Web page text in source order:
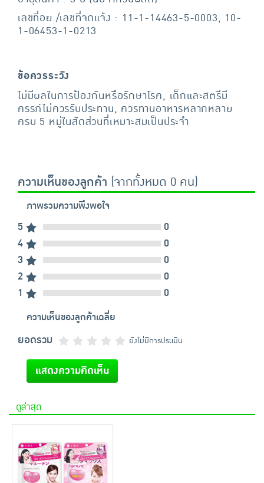
เลขที่อย./เลขที่จดแจ้ง : 11-1-14463-5-0003, 10-
1-06453-1-0213
ข้อควรระวัง
ไม่มีผลในการป้องกันหรือรักษาโรค, เด็กและสตรีมี
ครรภ์ไม่ควรรับประทาน, ควรทานอาหารหลากหลาย
ครบ 5 หมู่ในสัดส่วนที่เหมาะสมเป็นประจำ
ความเห็นของลูกค้า (จากทั้งหมด 0 คน)
ภาพรวมความพึงพอใจ
5
0
4
0
3
0
2
0
1
0
ความเห็นของลูกค้าเฉลี่ย
ยอดรวม ยังไม่มีการประเมิน
แสดงความคิดเห็น
ดูล่าสุด